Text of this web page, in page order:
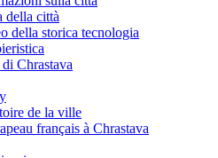
della città
della storica tecnologia
di Chrastava
de la ville
français à Chrastava